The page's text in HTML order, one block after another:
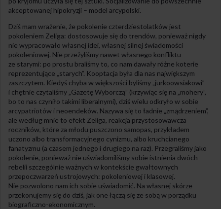
akceptowanej hipokryzji – model arcypolski.
Dziś mam wrażenie, że pokolenie czterdziestolatków jest
pokoleniem Zeliga: dostosowuje się do trendów, ponieważ nigdy
nie wypracowało własnej idei, własnej silnej świadomości
pokoleniowej. Nie przeżyliśmy nawet własnego konfliktu
ze starymi: po prostu braliśmy to, co nam dawały różne koterie
reprezentujące „starych”. Kooptacja była dla nas największym
zaszczytem. Kiedyś chyba w większości byliśmy „jurkoowsiakowi”
i chętnie czytaliśmy „Gazetę Wyborczą” (krzywiąc się na „mohery”,
bo to nas czyniło takimi liberalnymi), dziś wielu odkryło w sobie
arcypatriotów i neoendeków. Nazywa się to ładnie „zmądrzeniem”,
ale według mnie to efekt Zeliga, reakcja przystosowawcza
roczników, które za młodu puszczono samopas, przykładem
uczono albo transformacyjnego cynizmu, albo kruchcianego
fanatyzmu (a czasem jednego i drugiego na raz). Przegraliśmy jako
pokolenie, ponieważ nie uświadomiliśmy sobie istnienia dwóch
rebelii szczególnie ważnych w kontekście gwałtownych
przepoczwarzeń ustrojowych: pokoleniowej i klasowej.
Nie pozwolono nam ich sobie uświadomić. Na własnej skórze
przekonujemy się do dziś, jak one łączą się ze sobą w porządku
biograficzno-ekonomicznym.